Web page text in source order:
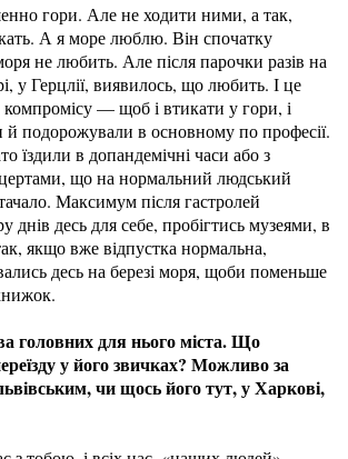
гори. Але не ходити ними, а так,
А я море люблю. Він спочатку
не любить. Але після парочки разів на
у Герцлії, виявилось, що любить. І це
— щоб і втикати у гори, і
подорожували в основному по професії.
їздили в допандемічні часи або з
що на нормальний людський
Максимум після гастролей
днів десь для себе, пробігтись музеями, в
якщо вже відпустка нормальна,
десь на березі моря, щоби поменьше
головних для нього міста. Що
у його звичках? Можливо за
чи щось його тут, у Харкові,